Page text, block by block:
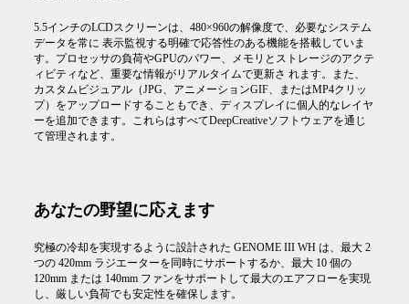
5.5インチのLCDスクリーンは、480×960の解像度で、必要なシステム
データを常に 表示監視する明確で応答性のある機能を搭載していま
す。プロセッサの負荷やGPUのパワー、メモリとストレージのアクテ
ィビティなど、重要な情報がリアルタイムで更新さ れます。また、
カスタムビジュアル（JPG、アニメーションGIF、またはMP4クリッ
プ）をアップロードすることもでき、ディスプレイに個人的なレイヤ
ーを追加できます。これらはすべてDeepCreativeソフトウェアを通じ
て管理されます。
あなたの野望に応えます
究極の冷却を実現するように設計された GENOME III WH は、最大 2
つの 420mm ラジエーターを同時にサポートするか、最大 10 個の
120mm または 140mm ファンをサポートして最大のエアフローを実現
し、厳しい負荷でも安定性を確保します。